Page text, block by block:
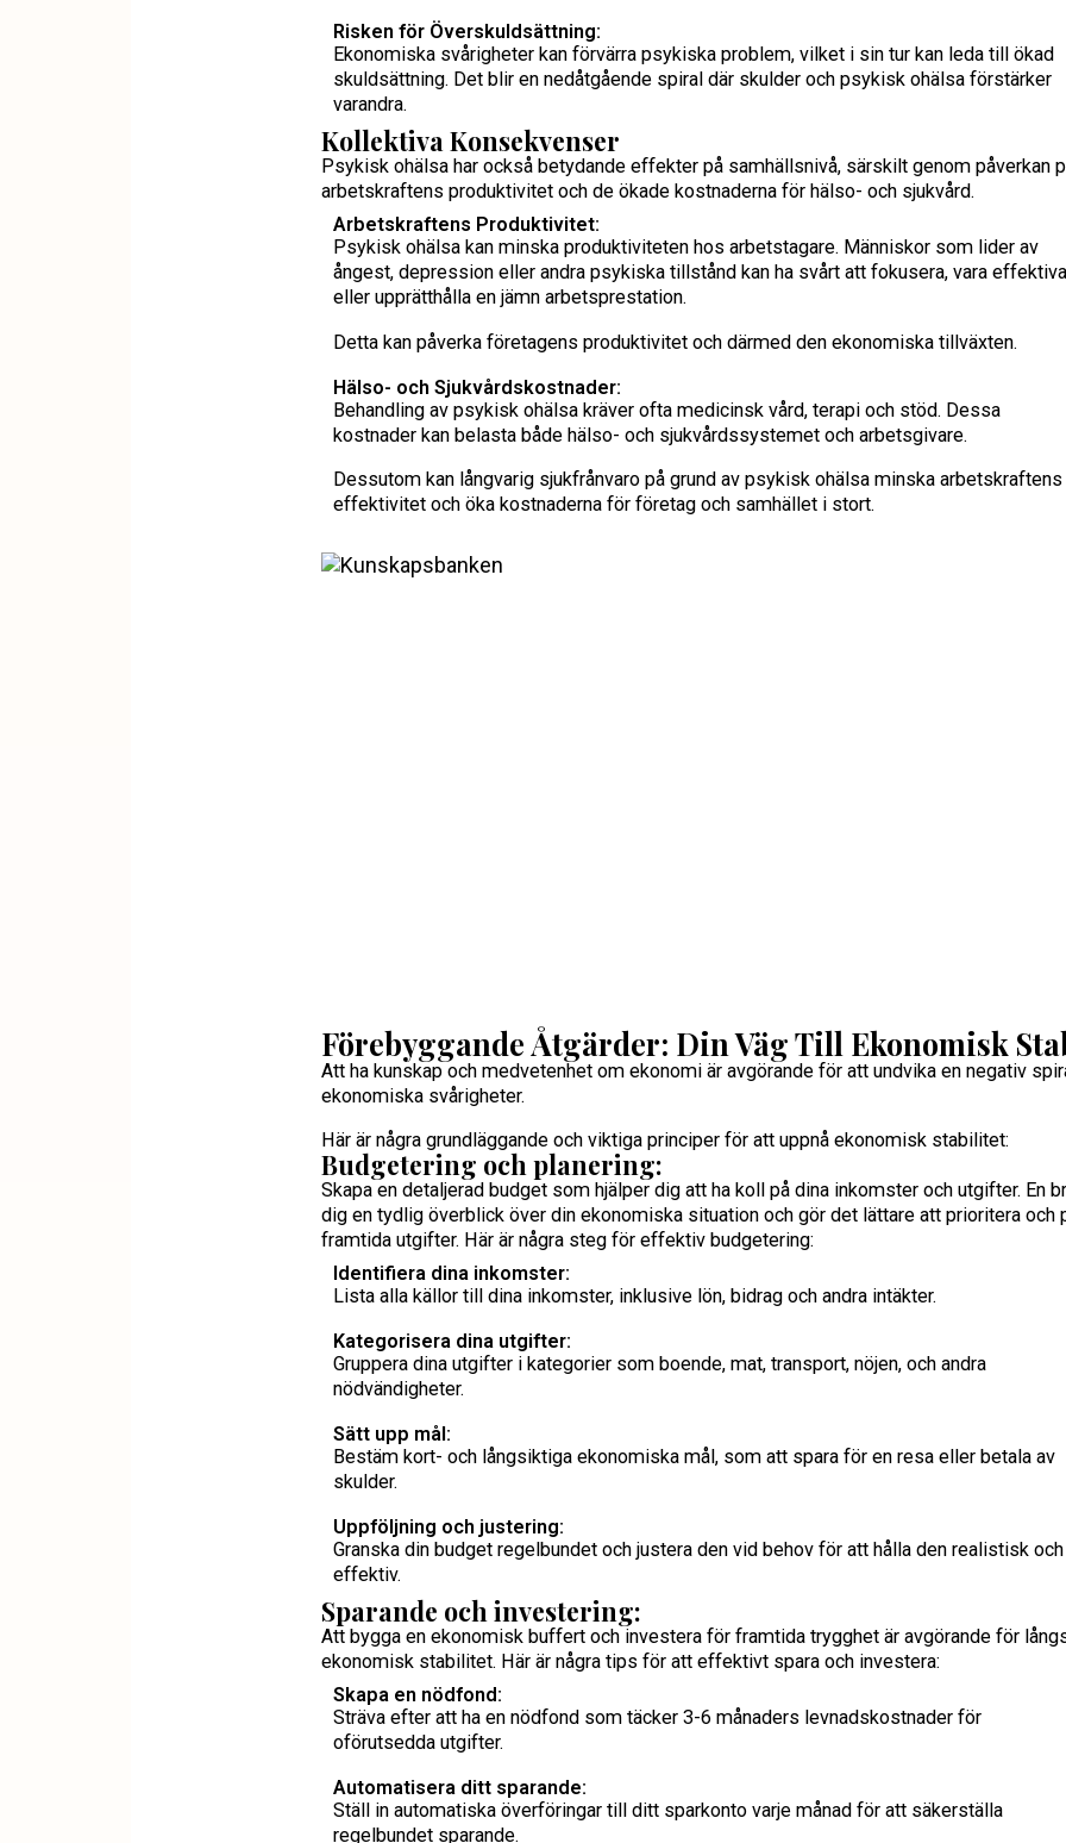
Risken för Överskuldsättning:
Ekonomiska svårigheter kan förvärra psykiska problem, vilket i sin tur kan leda till ökad
skuldsättning. Det blir en nedåtgående spiral där skulder och psykisk ohälsa förstärker
varandra.
Kollektiva Konsekvenser
Psykisk ohälsa har också betydande effekter på samhällsnivå, särskilt genom påverkan
arbetskraftens produktivitet och de ökade kostnaderna för hälso- och sjukvård.
Arbetskraftens Produktivitet:
Psykisk ohälsa kan minska produktiviteten hos arbetstagare. Människor som lider av
ångest, depression eller andra psykiska tillstånd kan ha svårt att fokusera, vara effektiva
eller upprätthålla en jämn arbetsprestation.
Detta kan påverka företagens produktivitet och därmed den ekonomiska tillväxten.
Hälso- och Sjukvårdskostnader:
Behandling av psykisk ohälsa kräver ofta medicinsk vård, terapi och stöd. Dessa
kostnader kan belasta både hälso- och sjukvårdssystemet och arbetsgivare.
Dessutom kan långvarig sjukfrånvaro på grund av psykisk ohälsa minska arbetskraftens
effektivitet och öka kostnaderna för företag och samhället i stort.
Förebyggande Åtgärder: Din Väg Till Ekonomisk
Att ha kunskap och medvetenhet om ekonomi är avgörande för att undvika en negativ
ekonomiska svårigheter.
Här är några grundläggande och viktiga principer för att uppnå ekonomisk stabilitet:
Budgetering och planering:
Skapa en detaljerad budget som hjälper dig att ha koll på dina inkomster och utgifter. En
dig en tydlig överblick över din ekonomiska situation och gör det lättare att prioritera och
framtida utgifter. Här är några steg för effektiv budgetering:
Identifiera dina inkomster:
Lista alla källor till dina inkomster, inklusive lön, bidrag och andra intäkter.
Kategorisera dina utgifter:
Gruppera dina utgifter i kategorier som boende, mat, transport, nöjen, och andra
nödvändigheter.
Sätt upp mål:
Bestäm kort- och långsiktiga ekonomiska mål, som att spara för en resa eller betala av
skulder.
Uppföljning och justering:
Granska din budget regelbundet och justera den vid behov för att hålla den realistisk och
effektiv.
Sparande och investering:
Att bygga en ekonomisk buffert och investera för framtida trygghet är avgörande för
ekonomisk stabilitet. Här är några tips för att effektivt spara och investera:
Skapa en nödfond:
Sträva efter att ha en nödfond som täcker 3-6 månaders levnadskostnader för
oförutsedda utgifter.
Automatisera ditt sparande:
Ställ in automatiska överföringar till ditt sparkonto varje månad för att säkerställa
regelbundet sparande.